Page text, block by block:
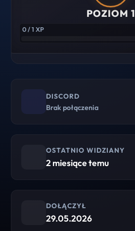
POZIOM 1
0 / 1 XP
DISCORD
Brak połączenia
OSTATNIO WIDZIANY
2 miesiące temu
DOŁĄCZYŁ
29.05.2026